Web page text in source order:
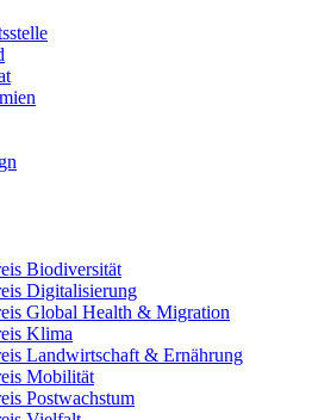
Biodiversität
Digitalisierung
Global Health & Migration
Klima
Landwirtschaft & Ernährung
Mobilität
Postwachstum